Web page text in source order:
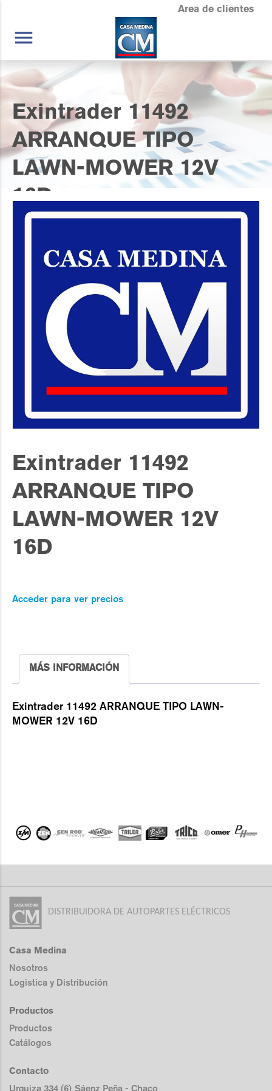
Area de clientes
menu
Exintrader 11492
ARRANQUE TIPO
LAWN-MOWER 12V
16D
Exintrader 11492
ARRANQUE TIPO
LAWN-MOWER 12V
16D
Acceder para ver precios
MÁS INFORMACIÓN
Exintrader 11492 ARRANQUE TIPO LAWN-
MOWER 12V 16D
DISTRIBUIDORA DE AUTOPARTES ELÉCTRICOS
Casa Medina
Nosotros
Logistica y Distribución
Productos
Productos
Catálogos
Contacto
Urquiza 334 (6) Sáenz Peña - Chaco